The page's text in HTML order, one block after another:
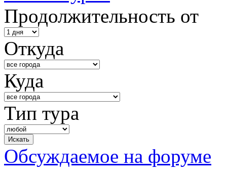
Продолжительность от
Откуда
Куда
Тип тура
Обсуждаемое на форуме